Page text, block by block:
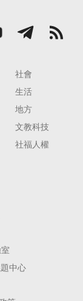
社會
生活
地方
文教科技
社福人權
中心